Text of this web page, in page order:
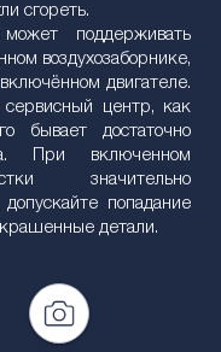
сгореть.
поддерживать
воздухозаборнике,
двигателе.
сервисный центр, как
бывает достаточно
При включенном
значительно
попадание
детали.